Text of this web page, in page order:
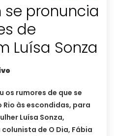
se pronuncia
de
Luísa Sonza
os rumores de que se
Rio às escondidas, para
Luísa Sonza,
de O Dia, Fábia